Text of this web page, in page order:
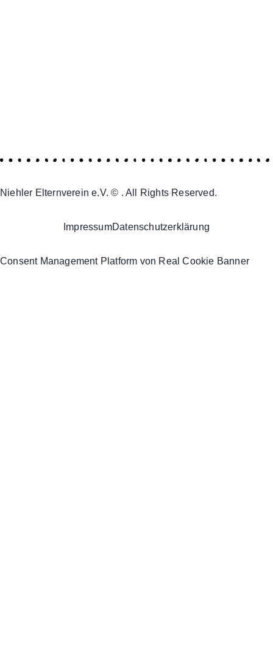
Niehler Elternverein e.V. © . All Rights Reserved.
ImpressumDatenschutzerklärung
Consent Management Platform von Real Cookie Banner